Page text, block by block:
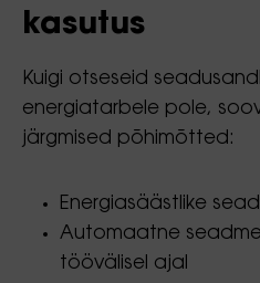
kasutus
Kuigi otseseid
energiatarbele pole,
järgmised põhimõtted:
Energiasäästlike
Automaatne
töövälisel ajal